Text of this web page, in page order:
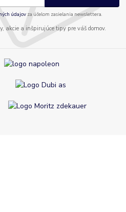
údajov za účelom zasielania newslettera.
akcie a inšpirujúce tipy pre váš domov.